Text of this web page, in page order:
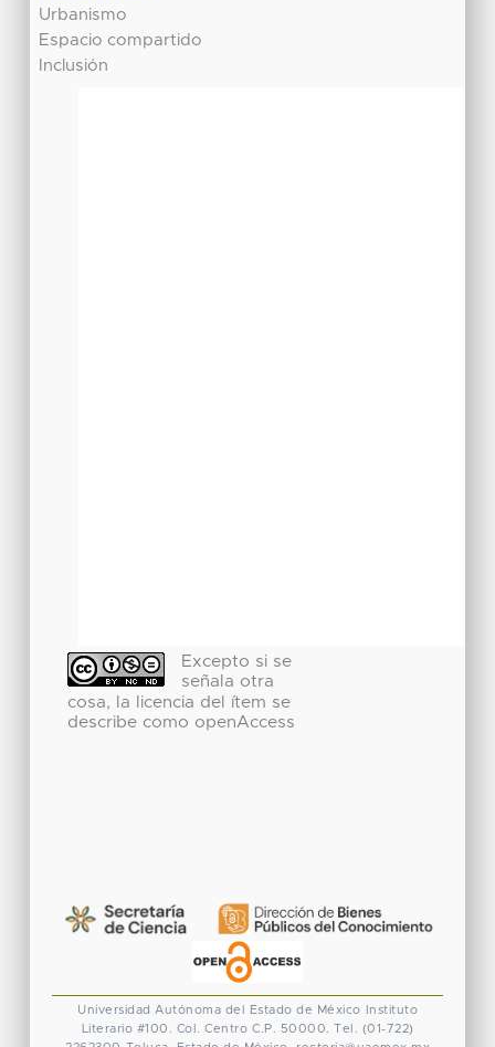
Urbanismo
Espacio compartido
Inclusión
Excepto si se
señala otra
cosa, la licencia del ítem se
describe como openAccess
Universidad Autónoma del Estado de México
Instituto
Literario #100. Col. Centro C.P. 50000. Tel. (01-722)